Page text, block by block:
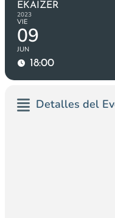
EKAIZER
2023
VIE
09
JUN
18:00
Detalles del